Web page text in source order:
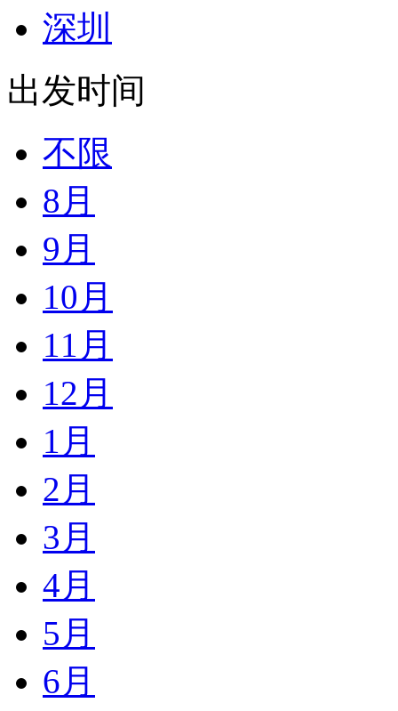
深圳
出发时间
不限
8月
9月
10月
11月
12月
1月
2月
3月
4月
5月
6月